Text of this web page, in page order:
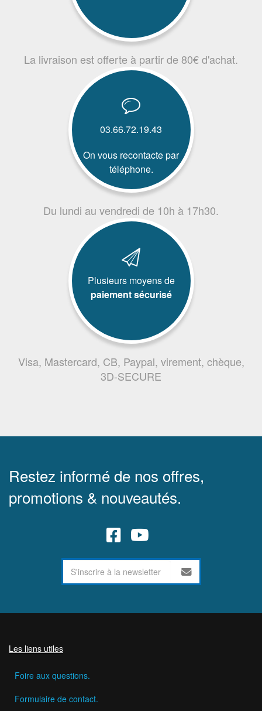
La livraison est offerte à partir de 80€ d'achat.
03.66.72.19.43
On vous recontacte par
téléphone.
Du lundi au vendredi de 10h à 17h30.
Plusieurs moyens de
paiement sécurisé
Visa, Mastercard, CB, Paypal, virement, chèque,
3D-SECURE
Restez informé de nos offres,
promotions & nouveautés.
Les liens utiles
Foire aux questions.
Formulaire de contact.